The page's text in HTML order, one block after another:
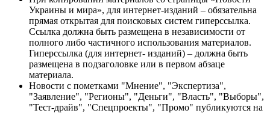
Украины и мира», для интернет-изданий – обязательна
прямая открытая для поисковых систем гиперссылка.
Ссылка должна быть размещена в независимости от
полного либо частичного использования материалов.
Гиперссылка (для интернет- изданий) – должна быть
размещена в подзаголовке или в первом абзаце
материала.
Новости с пометками "Мнение", "Экспертиза",
"Заявление", "Регионы", "Деньги", "Власть", "Выборы",
"Тест-драйв", "Спецпроекты", "Промо" публикуются на